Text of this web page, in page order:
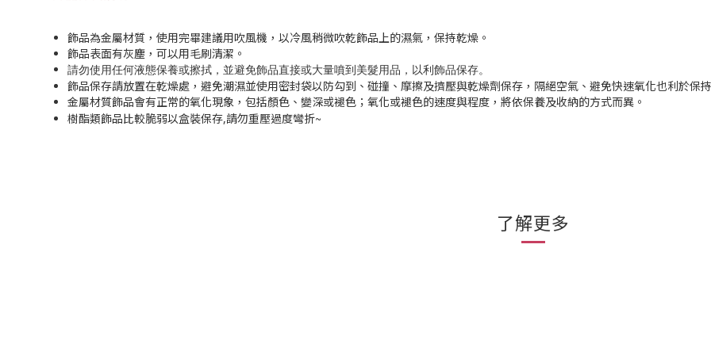
飾品為金屬材質，使用完畢建議用吹風機，以冷風稍微吹乾飾品上的濕氣，保持乾燥。
飾品表面有灰塵，可以用毛刷清潔。
請勿使用任何液態保養或擦拭，並避免飾品直接或大量噴到美髮用品，以利飾品保存。
飾品保存請放置在乾燥處，避免潮濕並使用密封袋以防勾到、碰撞、摩擦及擠壓與乾燥劑保存，隔絕空氣、避免快速氧化也利於保
金屬材質飾品會有正常的氧化現象，包括顏色、變深或褪色；氧化或褪色的速度與程度，將依保養及收納的方式而異。
樹酯類飾品比較脆弱以盒裝保存,請勿重壓過度彎折~
了解更多